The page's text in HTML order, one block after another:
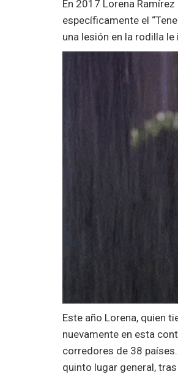
En 2017 Lorena
específicamente el
una lesión en la rodilla
Este año Lorena, quien
nuevamente en esta
corredores de 38
quinto lugar general,